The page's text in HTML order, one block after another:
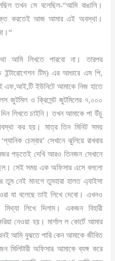
তখন সে বলেছিল-“আমি বাঙালি।
করতেই আজ আমার এই অবস্থা।
আমি লিখতে পারবো না। তারপর
টিম) এর আগুারে এম পি,
ইউনিটে আমাকে নিজ হাতে
জুটমিল ও ক্রিসেন্ট জুটমিলের ৭,০০০
দিন লিখতে চাইনি। তখন আমাকে পা উঁচু
কর হয়। মাত্র তিন মিনিট সময়
চেম্বার’ সেখানে ঝুলিয়ে রাখবার
পড়তেই দেখি আরও তিনজন সেখানে
সেই সময় এক অফিসার এসে বললো
নেই মানগে তুমহারা হালত এ্যাইসা
যা বলেছে তাই লিখে দেবো। এখনও
লিখে দিলাম। একজন বিহারী
নেওয়া হয়। মার্শাল ল কোর্টে আমার
আমি বুঝতে পারি কেন আমাকে জীবিত
মিলিটারী অফিসার আমাকে ব্যঙ্গ করে